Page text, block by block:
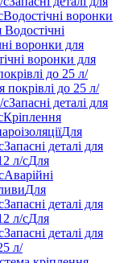
Водостічні воронки
Водостічні
воронки для
воронки для
до 25 л/
покрівлі до 25 л/
сЗапасні деталі для
Кріплення
Для
Запасні деталі для
л/сДля
Аварійні
Для
Запасні деталі для
л/сДля
Запасні деталі для
л/